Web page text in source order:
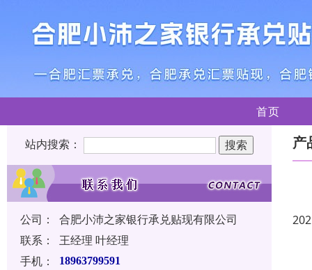
首页
站内搜索：
公司：
合肥小沛之家银行承兑贴现有限公司
联系：
王经理 叶经理
手机：
18963799591
产